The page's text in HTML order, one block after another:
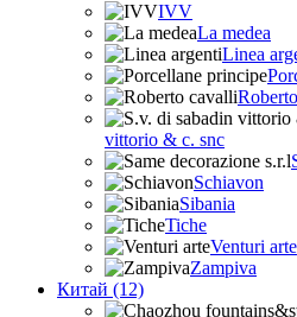
IVV
La medea
Linea
vittorio & c. snc
Schiavon
Sibania
Tiche
Venturi arte
Zampiva
Китай (12)